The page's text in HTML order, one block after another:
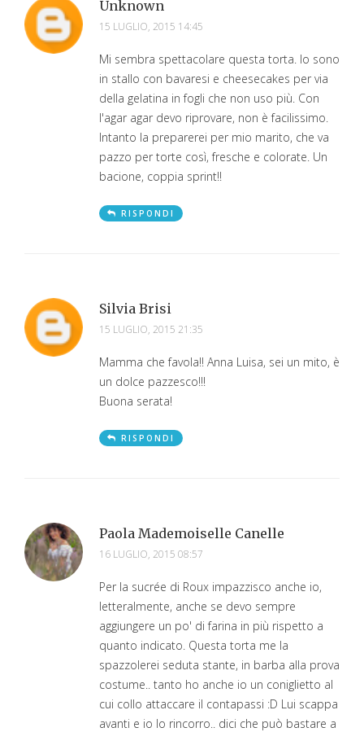
Unknown
15 LUGLIO, 2015 14:45
Mi sembra spettacolare questa torta. Io sono
in stallo con bavaresi e cheesecakes per via
della gelatina in fogli che non uso più. Con
l'agar agar devo riprovare, non è facilissimo.
Intanto la preparerei per mio marito, che va
pazzo per torte così, fresche e colorate. Un
bacione, coppia sprint!!
RISPONDI
Silvia Brisi
15 LUGLIO, 2015 21:35
Mamma che favola!! Anna Luisa, sei un mito, è
un dolce pazzesco!!!
Buona serata!
RISPONDI
Paola Mademoiselle Canelle
16 LUGLIO, 2015 08:57
Per la sucrée di Roux impazzisco anche io,
letteralmente, anche se devo sempre
aggiungere un po' di farina in più rispetto a
quanto indicato. Questa torta me la
spazzolerei seduta stante, in barba alla prova
costume.. tanto ho anche io un coniglietto al
cui collo attaccare il contapassi :D Lui scappa
avanti e io lo rincorro.. dici che può bastare a